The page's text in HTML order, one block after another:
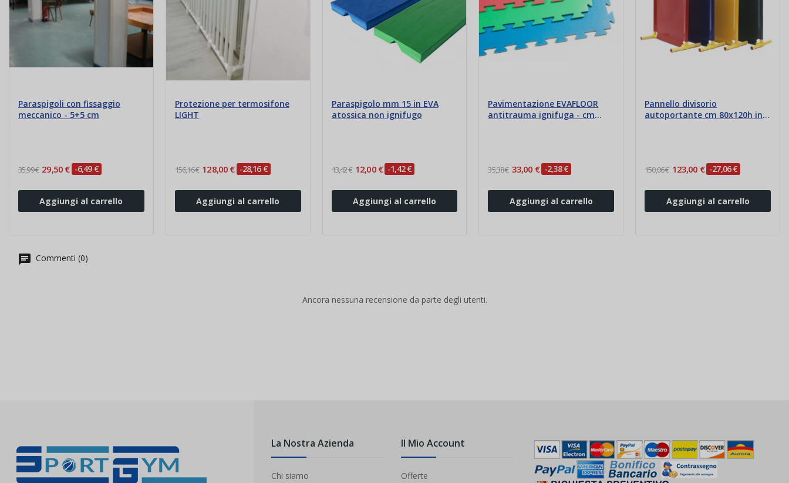
Paraspigoli con fissaggio
meccanico - 5+5 cm
35,99 € 29,50 € -6,49 €
Aggiungi al carrello
Protezione per termosifone
LIGHT
156,16 € 128,00 € -28,16 €
Aggiungi al carrello
Paraspigolo mm 15 in EVA
atossica non ignifugo
13,42 € 12,00 € -1,42 €
Aggiungi al carrello
Pavimentazione EVAFLOOR
antitrauma ignifuga - cm
35,38 € 33,00 € -2,38 €
Aggiungi al carrello
Pannello divisorio
autoportante cm 80x120h in
150,06 € 123,00 € -27,06 €
Aggiungi al carrello
Commenti (0)
Ancora nessuna recensione da parte degli utenti.
La Nostra Azienda
Chi siamo
Il Mio Account
Offerte